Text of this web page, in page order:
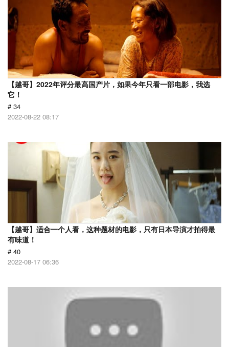
【越哥】2022年评分最高国产片，如果今年只看一部电影，我选
它！
# 34
2022-08-22 08:17
【越哥】适合一个人看，这种题材的电影，只有日本导演才拍得最
有味道！
# 40
2022-08-17 06:36